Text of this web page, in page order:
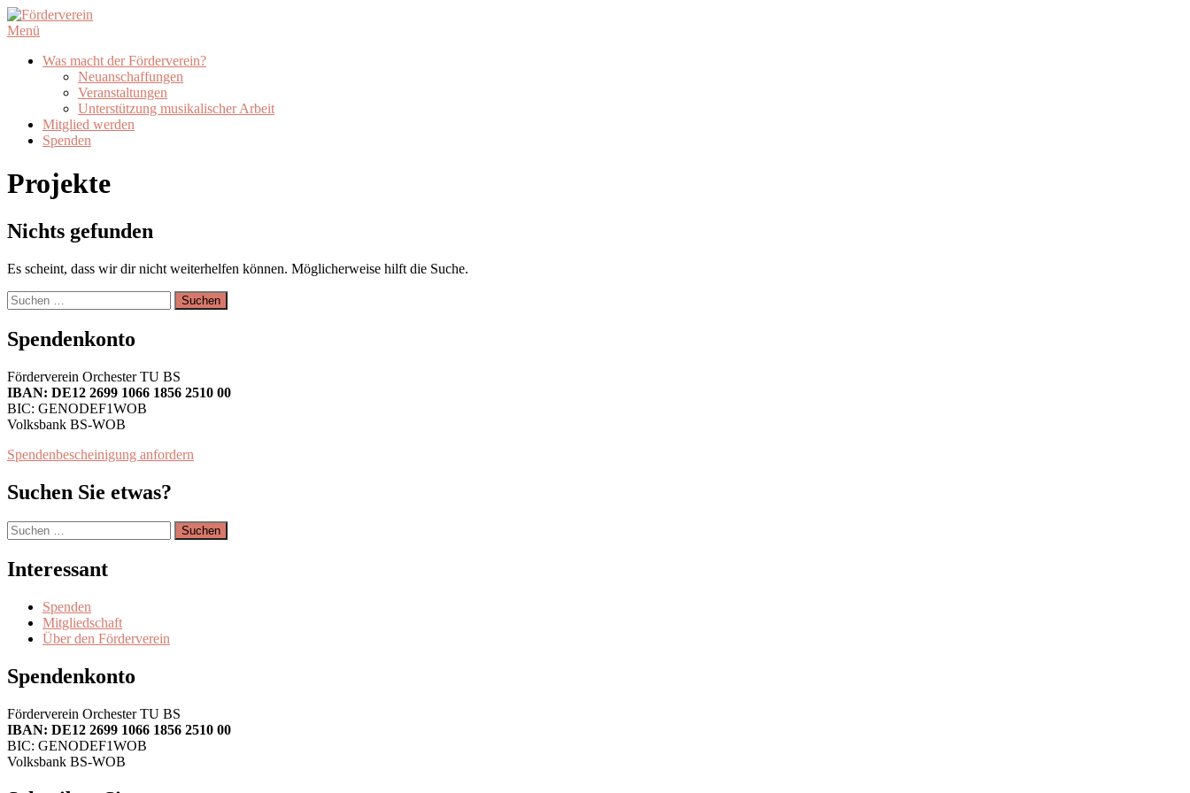
Zum
Inhalt
Menü
Was macht der Förderverein?
Neuanschaffungen
Veranstaltungen
Unterstützung musikalischer Arbeit
Mitglied werden
Spenden
Projekte
Nichts gefunden
Es scheint, dass wir dir nicht weiterhelfen können. Möglicherweise hilft die Suche.
Suchen
nach:
Spendenkonto
Förderverein Orchester TU BS
IBAN: DE12 2699 1066 1856 2510 00
BIC: GENODEF1WOB
Volksbank BS-WOB
Spendenbescheinigung anfordern
Suchen Sie etwas?
Suchen
nach:
Interessant
Spenden
Mitgliedschaft
Über den Förderverein
Spendenkonto
Förderverein Orchester TU BS
IBAN: DE12 2699 1066 1856 2510 00
BIC: GENODEF1WOB
Volksbank BS-WOB